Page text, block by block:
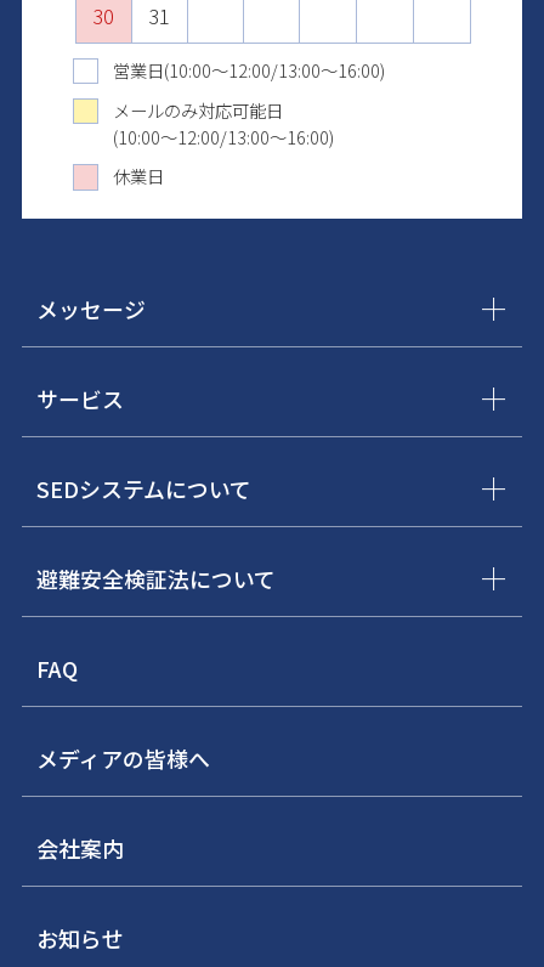
30
31
31
営業日(10:00～12:00/13:00～16:00)
メールのみ対応可能日
(10:00～12:00/13:00～16:00)
休業日
メッセージ
サービス
SEDシステムについて
避難安全検証法について
FAQ
メディアの皆様へ
会社案内
お知らせ